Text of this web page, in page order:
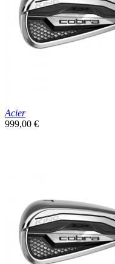
Acier
Prix
999,00 €